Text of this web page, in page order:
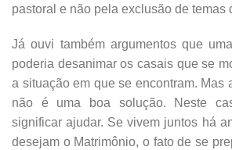
pastoral e não pela exclusão de temas
Já ouvi também argumentos que
poderia desanimar os casais que se
a situação em que se encontram. Mas
não é uma boa solução. Neste
significar ajudar. Se vivem juntos há
desejam o Matrimônio, o fato de se